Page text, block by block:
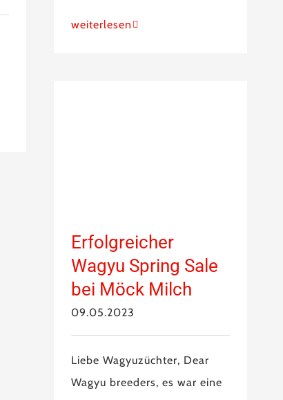
weiterlesen
Erfolgreicher
Wagyu Spring Sale
bei Möck Milch
09.05.2023
Liebe Wagyuzüchter, Dear
Wagyu breeders, es war eine